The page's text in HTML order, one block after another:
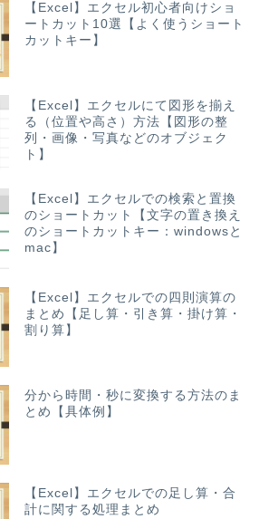
【Excel】エクセル初心者向けショ
ートカット10選【よく使うショート
カットキー】
【Excel】エクセルにて図形を揃え
る（位置や高さ）方法【図形の整
列・画像・写真などのオブジェク
ト】
【Excel】エクセルでの検索と置換
のショートカット【文字の置き換え
のショートカットキー：windowsと
mac】
【Excel】エクセルでの四則演算の
まとめ【足し算・引き算・掛け算・
割り算】
分から時間・秒に変換する方法のま
とめ【具体例】
【Excel】エクセルでの足し算・合
計に関する処理まとめ